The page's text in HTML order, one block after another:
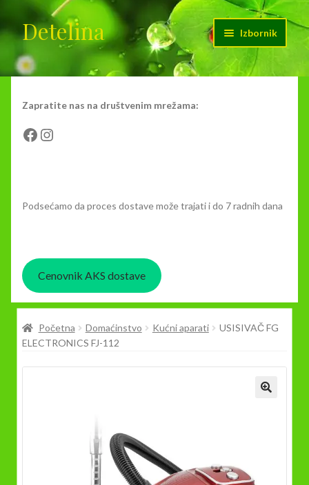
Preskoči
na
navigaciju
Skoči
na
sadržaj
Detelina Izbornik
Početak
Cenovnik dostave
Kontakt
O nama
Plaćanje
Prodavnica
Zapratite nas na društvenim mrežama:
Facebook Instagram
Podsećamo da proces dostave može trajati i do 7 radnih dana
Cenovnik AKS dostave
Početna Domaćinstvo Kućni aparati
USISIVAČ FG
ELECTRONICS FJ-112